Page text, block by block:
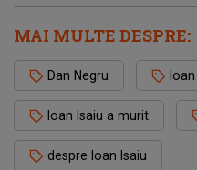
MAI MULTE DESPRE:
Dan Negru
Ioan Isaiu a murit
despre Ioan Isaiu